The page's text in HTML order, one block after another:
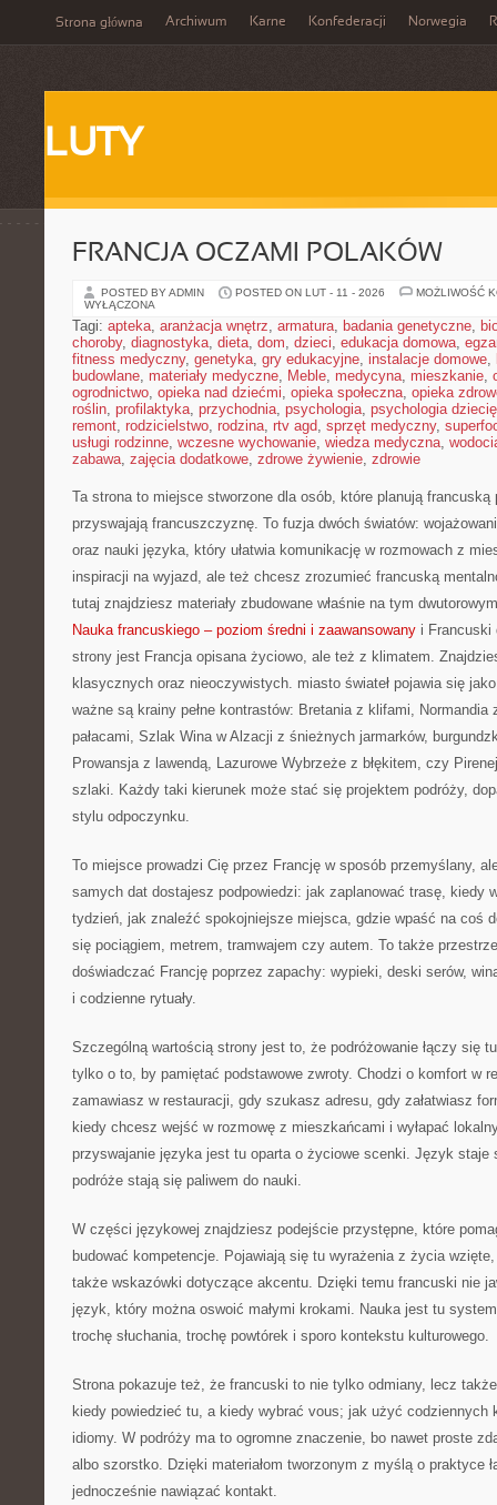
Strona główna Archiwum Karne Konfederacji Norwegia
LUTY
FRANCJA OCZAMI POLAKÓW
POSTED BY ADMIN POSTED ON LUT - 11 - 2026
MOŻLIWOŚĆ
WYŁĄCZONA
Tagi: apteka, aranżacja wnętrz, armatura, badania genetyczne,
choroby, diagnostyka, dieta, dom, dzieci, edukacja domowa,
fitness medyczny, genetyka, gry edukacyjne, instalacje domowe,
budowlane, materiały medyczne, Meble, medycyna, mieszkanie,
ogrodnictwo, opieka nad dziećmi, opieka społeczna, opieka
roślin, profilaktyka, przychodnia, psychologia, psychologia
remont, rodzicielstwo, rodzina, rtv agd, sprzęt medyczny,
usługi rodzinne, wczesne wychowanie, wiedza medyczna,
zabawa, zajęcia dodatkowe, zdrowe żywienie, zdrowie
Ta strona to miejsce stworzone dla osób, które planują francuską
przyswajają francuszczyznę. To fuzja dwóch światów:
oraz nauki języka, który ułatwia komunikację w rozmowach z
inspiracji na wyjazd, ale też chcesz zrozumieć francuską
tutaj znajdziesz materiały zbudowane właśnie na tym
Nauka francuskiego – poziom średni i zaawansowany i Francuski
strony jest Francja opisana życiowo, ale też z klimatem.
klasycznych oraz nieoczywistych. miasto świateł pojawia się
ważne są krainy pełne kontrastów: Bretania z klifami,
pałacami, Szlak Wina w Alzacji z śnieżnych jarmarków,
Prowansja z lawendą, Lazurowe Wybrzeże z błękitem, czy
szlaki. Każdy taki kierunek może stać się projektem podróży,
stylu odpoczynku.
To miejsce prowadzi Cię przez Francję w sposób przemyślany,
samych dat dostajesz podpowiedzi: jak zaplanować trasę, kiedy
tydzień, jak znaleźć spokojniejsze miejsca, gdzie wpaść na coś
się pociągiem, metrem, tramwajem czy autem. To także
doświadczać Francję poprzez zapachy: wypieki, deski serów,
i codzienne rytuały.
Szczególną wartością strony jest to, że podróżowanie łączy się
tylko o to, by pamiętać podstawowe zwroty. Chodzi o komfort w
zamawiasz w restauracji, gdy szukasz adresu, gdy załatwiasz
kiedy chcesz wejść w rozmowę z mieszkańcami i wyłapać
przyswajanie języka jest tu oparta o życiowe scenki. Język staje
podróże stają się paliwem do nauki.
W części językowej znajdziesz podejście przystępne, które
budować kompetencje. Pojawiają się tu wyrażenia z życia
także wskazówki dotyczące akcentu. Dzięki temu francuski nie
język, który można oswoić małymi krokami. Nauka jest tu
trochę słuchania, trochę powtórek i sporo kontekstu kulturowego.
Strona pokazuje też, że francuski to nie tylko odmiany, lecz
kiedy powiedzieć tu, a kiedy wybrać vous; jak użyć codziennych
idiomy. W podróży ma to ogromne znaczenie, bo nawet proste
albo szorstko. Dzięki materiałom tworzonym z myślą o praktyce
jednocześnie nawiązać kontakt.